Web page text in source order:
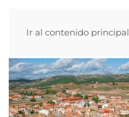
Ir al contenido principal